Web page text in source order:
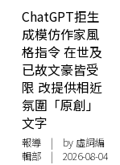
ChatGPT拒生
成模仿作家風
格指令 在世及
已故文豪皆受
限 改提供相近
氛圍「原創」
文字
報導 | by 虛詞編
輯部 | 2026-08-04